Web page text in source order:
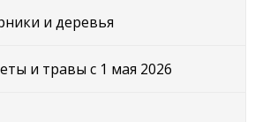
и деревья
и травы с 1 мая 2026